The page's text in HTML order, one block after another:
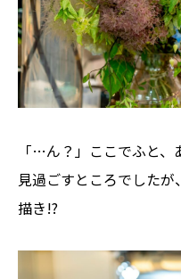
「…ん？」ここでふと
見過ごすところでした
描き!?